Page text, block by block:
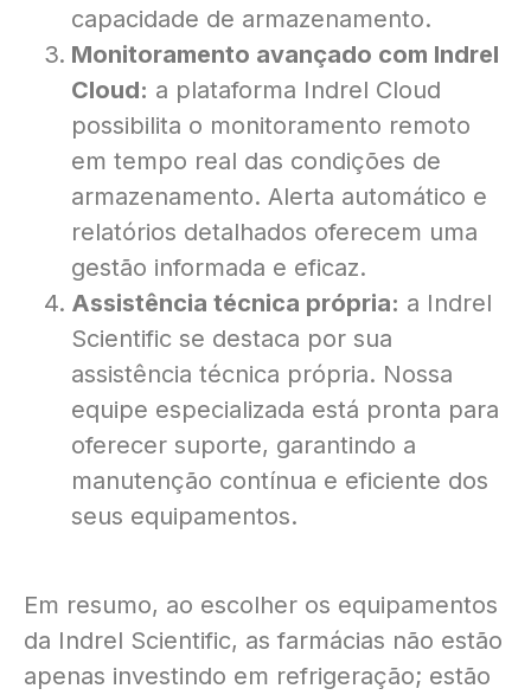
capacidade de armazenamento.
Monitoramento avançado com Indrel
Cloud: a plataforma Indrel Cloud
possibilita o monitoramento remoto
em tempo real das condições de
armazenamento. Alerta automático e
relatórios detalhados oferecem uma
gestão informada e eficaz.
Assistência técnica própria: a Indrel
Scientific se destaca por sua
assistência técnica própria. Nossa
equipe especializada está pronta para
oferecer suporte, garantindo a
manutenção contínua e eficiente dos
seus equipamentos.
Em resumo, ao escolher os equipamentos
da Indrel Scientific, as farmácias não estão
apenas investindo em refrigeração; estão